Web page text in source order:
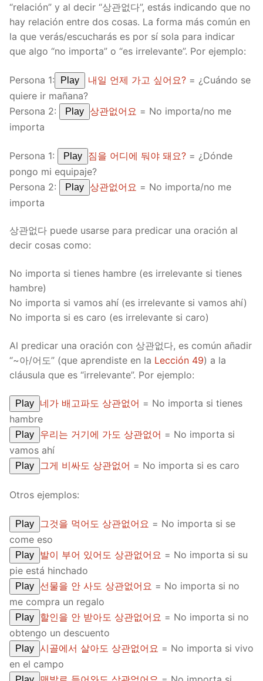
“relación” y al decir “상관없다”, estás indicando que no
hay relación entre dos cosas. La forma más común en
la que verás/escucharás es por sí sola para indicar
que algo “no importa” o “es irrelevante”. Por ejemplo:
Persona 1: Play 내일 언제 가고 싶어요? = ¿Cuándo se
quiere ir mañana?
Persona 2:
Play 상관없어요 = No importa/no me
importa
Persona 1: Play 짐을 어디에 둬야 돼요? = ¿Dónde
pongo mi equipaje?
Persona 2:
Play 상관없어요 = No importa/no me
importa
상관없다 puede usarse para predicar una oración al
decir cosas como:
No importa si tienes hambre (es irrelevante si tienes
hambre)
No importa si vamos ahí (es irrelevante si vamos ahí)
No importa si es caro (es irrelevante si caro)
Al predicar una oración con 상관없다, es común añadir
“~아/어도” (que aprendiste en la Lección 49) a la
cláusula que es “irrelevante”. Por ejemplo:
Play 네가 배고파도 상관없어 = No importa si tienes
hambre
Play 우리는 거기에 가도 상관없어 = No importa si
vamos ahí
Play 그게 비싸도 상관없어 = No importa si es caro
Otros ejemplos:
Play 그것을 먹어도 상관없어요 = No importa si se
come eso
Play 발이 부어 있어도 상관없어요 = No importa si su
pie está hinchado
Play 선물을 안 사도 상관없어요 = No importa si no
me compra un regalo
Play 할인을 안 받아도 상관없어요 = No importa si no
obtengo un descuento
Play 시골에서 살아도 상관없어요 = No importa si vivo
en el campo